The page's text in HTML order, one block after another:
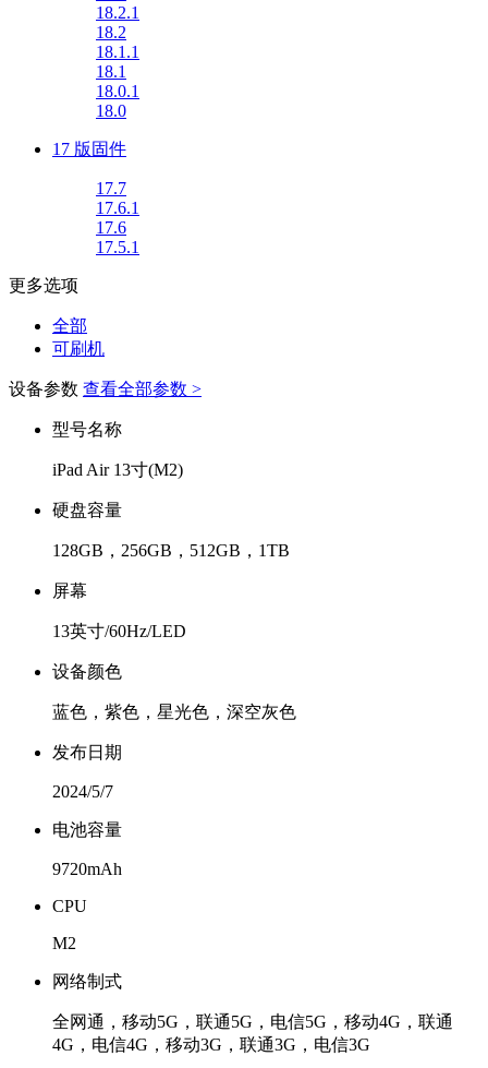
18.2.1
18.2
18.1.1
18.1
18.0.1
18.0
17 版固件
17.7
17.6.1
17.6
17.5.1
更多选项
全部
可刷机
设备参数 查看全部参数 >
型号名称
iPad Air 13寸(M2)
硬盘容量
128GB，256GB，512GB，1TB
屏幕
13英寸/60Hz/LED
设备颜色
蓝色，紫色，星光色，深空灰色
发布日期
2024/5/7
电池容量
9720mAh
CPU
M2
网络制式
全网通，移动5G，联通5G，电信5G，移动4G，联通
4G，电信4G，移动3G，联通3G，电信3G